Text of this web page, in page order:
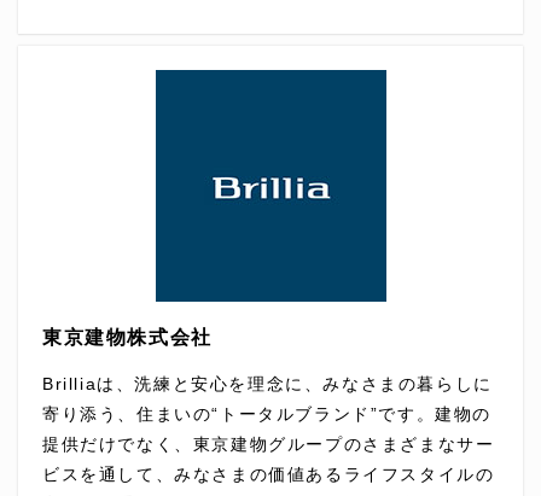
東京建物株式会社
Brilliaは、洗練と安心を理念に、みなさまの暮らしに
寄り添う、住まいの“トータルブランド”です。建物の
提供だけでなく、東京建物グループのさまざまなサー
ビスを通して、みなさまの価値あるライフスタイルの